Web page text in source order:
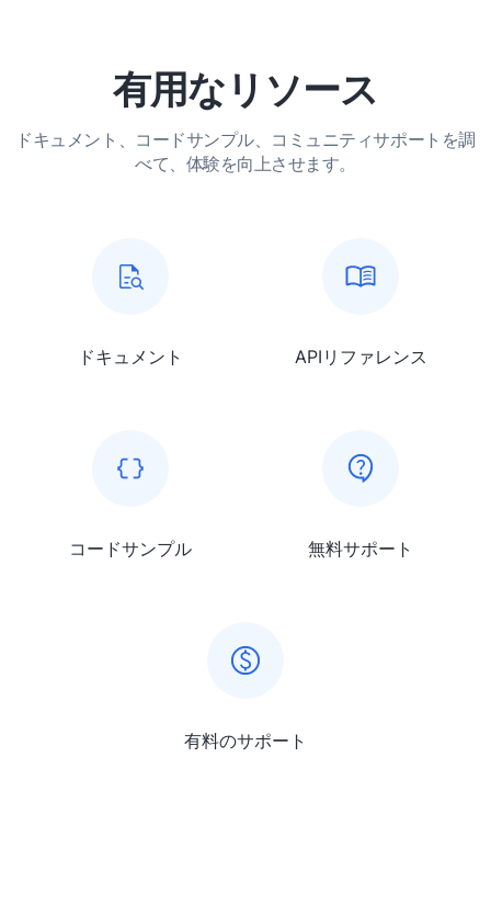
有用なリソース
ドキュメント、コードサンプル、コミュニティサポートを調
べて、体験を向上させます。
ドキュメント APIリファレンス
コードサンプル 無料サポート
有料のサポート